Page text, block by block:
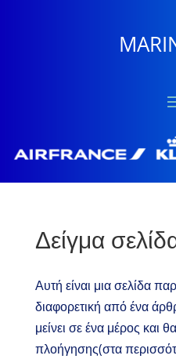
Δείγμα
Αυτή είναι μια σελίδα
διαφορετική από ένα
μείνει σε ένα μέρος και
πλοήγησης(στα